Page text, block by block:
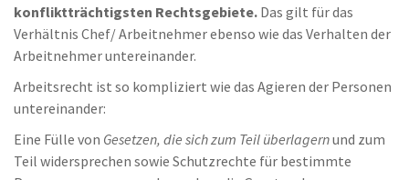
konfliktträchtigsten Rechtsgebiete. Das gilt für das
Verhältnis Chef/ Arbeitnehmer ebenso wie das Verhalten der
Arbeitnehmer untereinander.
Arbeitsrecht ist so kompliziert wie das Agieren der Personen
untereinander:
Eine Fülle von Gesetzen, die sich zum Teil überlagernund zum
Teil widersprechen sowie Schutzrechte für bestimmte